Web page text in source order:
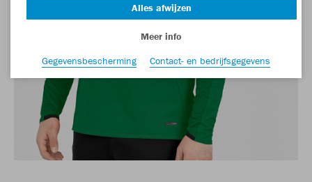
Alles afwijzen
Meer info
Gegevensbescherming
Contact- en bedrijfsgegevens